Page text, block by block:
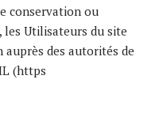
conservation ou
les Utilisateurs du site
des autorités de
(https